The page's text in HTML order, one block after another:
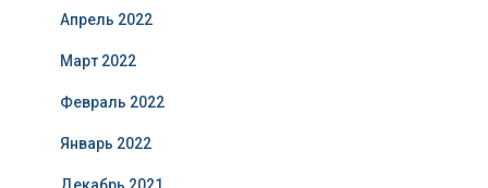
Апрель 2022
Март 2022
Февраль 2022
Январь 2022